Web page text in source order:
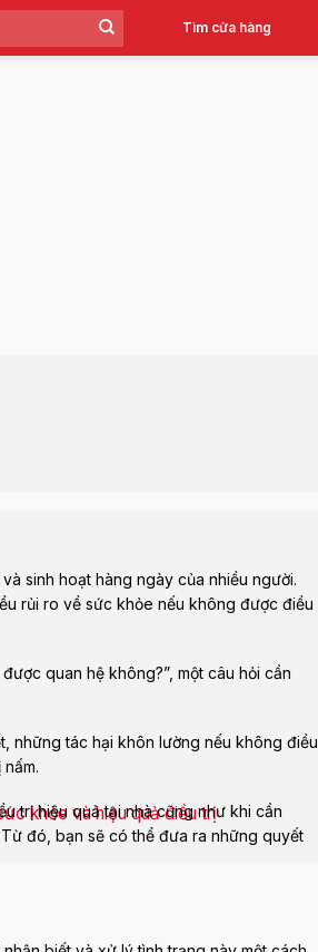
Tìm cửa hàng
khỏe và hiệu quả điều trị
sinh hoạt hàng ngày của nhiều người.
rủi ro về sức khỏe nếu không được điều
quan hệ không?”, một câu hỏi cần
những tác hại khôn lường nếu không điều
trị hiệu quả tại nhà cũng như khi cần
đó, bạn sẽ có thể đưa ra những quyết